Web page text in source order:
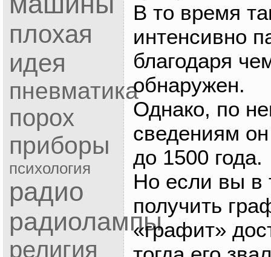
плохая
идея
пневматика
порох
приборы
психология
радио
радиолампы
религия
В то время
интенсивно
благодаря
обнаружен.
Однако, по
сведениям
до 1500 года.
Но если вы в
получить
«графит»